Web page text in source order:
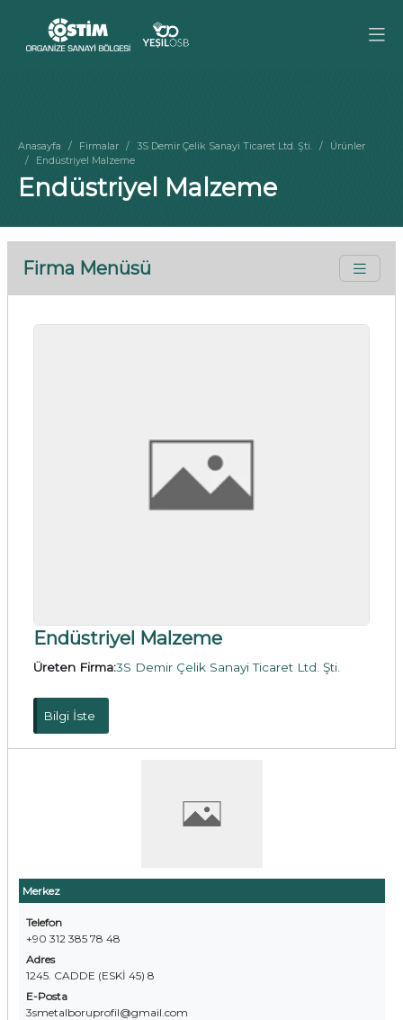
Anasayfa Firmalar 3S Demir Çelik Sanayi Ticaret Ltd. Şti.
Ürünler
Endüstriyel Malzeme
Endüstriyel Malzeme
Firma Menüsü
Merkez
Telefon
+90 312 385 78 48
Adres
1245. CADDE (ESKİ 45) 8
E-Posta
3smetalboruprofil@gmail.com
Endüstriyel Malzeme
Üreten Firma:3S Demir Çelik Sanayi Ticaret Ltd. Şti.
Bilgi İste